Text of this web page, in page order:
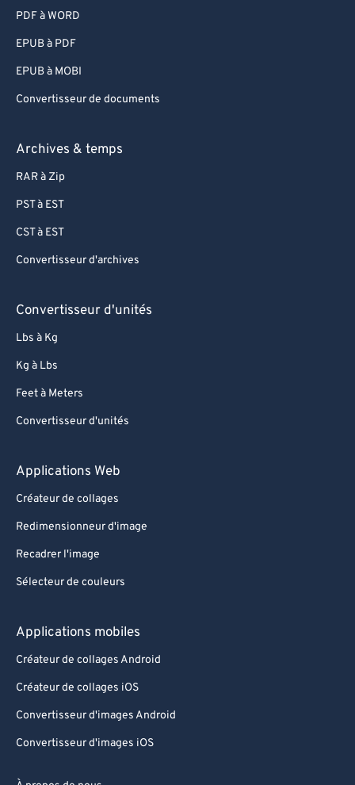
PDF à WORD
EPUB à PDF
EPUB à MOBI
Convertisseur de documents
Archives & temps
RAR à Zip
PST à EST
CST à EST
Convertisseur d'archives
Convertisseur d'unités
Lbs à Kg
Kg à Lbs
Feet à Meters
Convertisseur d'unités
Applications Web
Créateur de collages
Redimensionneur d'image
Recadrer l'image
Sélecteur de couleurs
Applications mobiles
Créateur de collages Android
Créateur de collages iOS
Convertisseur d'images Android
Convertisseur d'images iOS